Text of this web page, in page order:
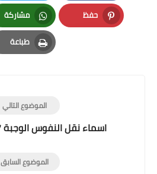
Facebook
Twitter
حفظ
Pinterest
مشاركة
Whatsapp
طباعة
Print
الموضوع التالي
اسماء نقل النفوس الوجبة 77 وجبة جديدة
الموضوع السابق